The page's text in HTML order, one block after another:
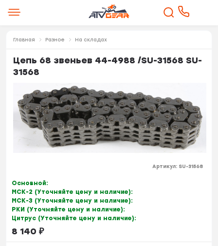
Главная Разное На складах
Цепь 68 звеньев 44-4988 /SU-31568 SU-
31568
Артикул: SU-31568
Основной:
МСК-2 (Уточняйте цену и наличие):
МСК-3 (Уточняйте цену и наличие):
РКИ (Уточняйте цену и наличие):
Цитрус (Уточняйте цену и наличие):
8 140 ₽